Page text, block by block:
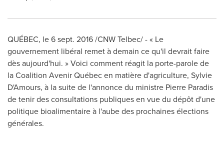
QUÉBEC, le6 sept. 2016/CNW Telbec/ - « Le
gouvernement libéral remet à demain ce qu'il devrait faire
dès aujourd'hui. » Voici comment réagit la porte-parole de
la Coalition Avenir Québec en matière d'agriculture, Sylvie
D'Amours, à la suite de l'annonce du ministre Pierre Paradis
detenir des consultations publiques en vue du dépôt d'une
politique bioalimentaire à l'aube des prochaines élections
générales.